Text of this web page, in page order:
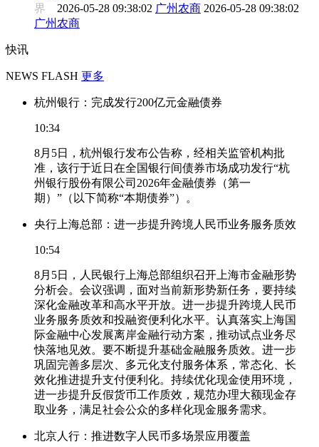
界 2026-05-28 09:38:02 广州农商 2026-05-28 09:38:02
广州农商
快讯
NEWS FLASH 更多
杭州银行：完成发行200亿元金融债券
10:34
8月5日，杭州银行发布公告称，经相关监管机构批
准，该行于近日在全国银行间债券市场成功发行“杭
州银行股份有限公司2026年金融债券（第一
期）”（以下简称“本期债券”）。
央行上海总部：进一步提升跨境人民币业务服务质效
10:54
8月5日，人民银行上海总部组织召开上海市金融形势
分析会。会议强调，面对当前新形势新任务，要持续
深化金融改革和高水平开放。进一步提升跨境人民币
业务服务质效和投融资便利化水平。认真落实上海国
际金融中心发展离岸金融行动方案，推动试点业务尽
快落地见效。要不断提升基础金融服务质效。进一步
巩固完善多层次、多元化支付服务体系，常态化、长
效化推进提升支付便利化。持续优化现金使用环境，
进一步提升反假货币工作质效，规范办理大额现金存
取业务，满足社会公众的多样化现金服务需求。
北京人行：推进数字人民币多场景应用覆盖